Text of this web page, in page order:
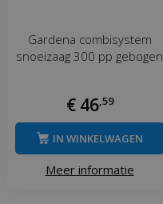
Gardena combisystem
snoeizaag 300 pp gebogen
€ 46,59
Meer informatie
IN WINKELWAGEN